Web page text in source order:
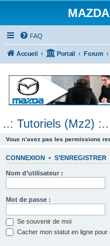
FAQ
Accueil Portail Forum
..: Tutoriels (Mz2) :..
Vous n’avez pas les permissions
CONNEXION • S’ENREGISTRER
Nom d’utilisateur :
Mot de passe :
Se souvenir de moi
Cacher mon statut en ligne